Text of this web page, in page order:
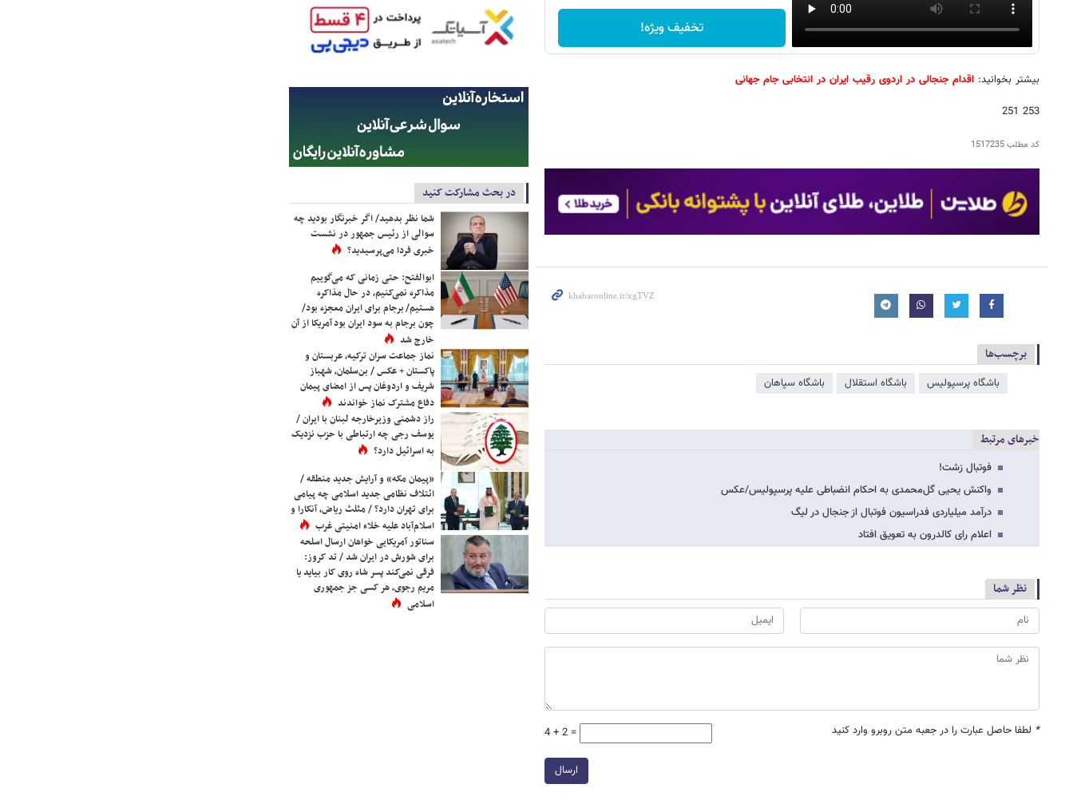
تخفیف ویژه!
بیشتر بخوانید: اقدام جنجالی در اردوی رقیب ایران در انتخابی جام جهانی
253 251
کد مطلب1517235
برچسب‌ها
باشگاه پرسپولیس باشگاه استقلال باشگاه سپاهان
خبرهای مرتبط
فوتبال زشت!
واکنش یحیی گل‌محمدی به احکام انضباطی علیه پرسپولیس/عکس
درآمد میلیاردی فدراسیون فوتبال از جنجال در لیگ
اعلام رای کالدرون به تعویق افتاد
نظر شما
* لطفا حاصل عبارت را در جعبه متن روبرو وارد کنید 4 + 2 =
ارسال
در بحث مشارکت کنید
شما نظر بدهید/ اگر خبرنگار بودید چه
سوالی از رئیس جمهور در نشست
خبری فردا می‌پرسیدید؟
ابوالفتح: حتی زمانی که می‌گوییم
مذاکره نمی‌کنیم، در حال مذاکره
هستیم/ برجام برای ایران معجزه بود/
چون برجام به سود ایران بود آمریکا از آن
خارج شد
نماز جماعت سران ترکیه، عربستان و
پاکستان + عکس / بن‌سلمان، شهباز
شریف و اردوغان پس از امضای پیمان
دفاع مشترک نماز خواندند
راز دشمنی وزیرخارجه لبنان با ایران /
یوسف رجی چه ارتباطی با حزب نزدیک
به اسرائیل دارد؟
«پیمان مکه» و آرایش جدید منطقه /
ائتلاف نظامی جدید اسلامی چه پیامی
برای تهران دارد؟ / مثلث ریاض، آنکارا و
اسلام‌آباد علیه خلاء امنیتی غرب
سناتور آمریکایی خواهان ارسال اسلحه
برای شورش در ایران شد / تد کروز:
فرقی نمی‌کند پسر شاه روی کار بیاید یا
مریم رجوی، هر کسی جز جمهوری
اسلامی